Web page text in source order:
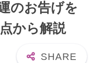
のお告げを
から解説